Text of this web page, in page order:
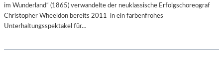
im Wunderland“ (1865) verwandelte der neuklassische Erfolgschoreograf
Christopher Wheeldon bereits 2011 in ein farbenfrohes
Unterhaltungsspektakel für…